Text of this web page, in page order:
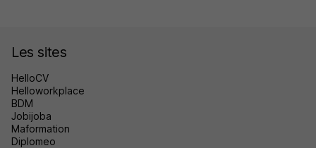
Les sites
HelloCV
Helloworkplace
BDM
Jobijoba
Maformation
Diplomeo